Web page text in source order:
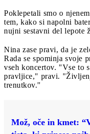
Poklepetali smo o
tem, kako si napolni
nujni sestavni del lepote
Nina zase pravi, da je
Rada se spominja svoje
vseh koncertov. "Vse to
pravljice," pravi.
trenutkov."
Mož, oče in kmet: